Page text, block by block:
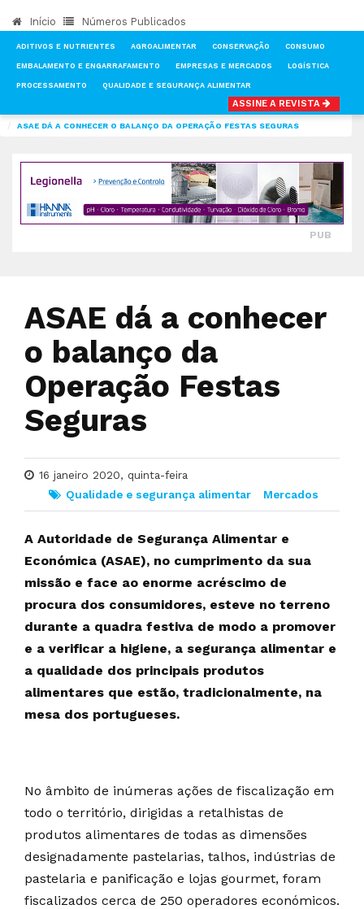
Início Números Publicados
ADITIVOS E NUTRIENTES AGROALIMENTAR CONSERVAÇÃO CONSUMO
EMBALAMENTO E ENGARRAFAMENTO EMPRESAS E MERCADOS LOGÍSTICA
PROCESSAMENTO QUALIDADE E SEGURANÇA ALIMENTAR
ASSINE A REVISTA
QUALIDADE E SEGURANÇA ALIMENTAR
ASAE DÁ A CONHECER O BALANÇO DA OPERAÇÃO FESTAS SEGURAS
PUB
ASAE dá a conhecer
o balanço da
Operação Festas
Seguras
16 janeiro 2020, quinta-feira
Qualidade e segurança alimentar
Mercados
A Autoridade de Segurança Alimentar e
Económica (ASAE), no cumprimento da sua
missão e face ao enorme acréscimo de
procura dos consumidores, esteve no terreno
durante a quadra festiva de modo a promover
e a verificar a higiene, a segurança alimentar e
a qualidade dos principais produtos
alimentares que estão, tradicionalmente, na
mesa dos portugueses.
No âmbito de inúmeras ações de fiscalização em
todo o território, dirigidas a retalhistas de
produtos alimentares de todas as dimensões
designadamente pastelarias, talhos, indústrias de
pastelaria e panificação e lojas gourmet, foram
fiscalizados cerca de 250 operadores económicos.